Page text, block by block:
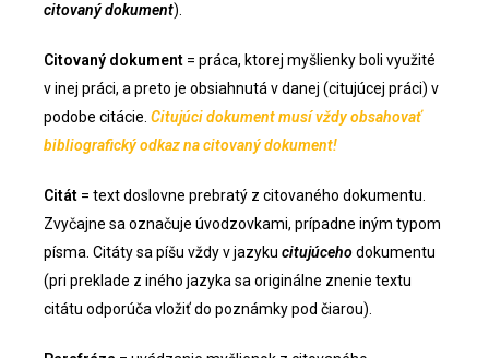
citovaný dokument).
Citovaný dokument = práca, ktorej myšlienky boli využité
v inej práci, a preto je obsiahnutá v danej (citujúcej práci) v
podobe citácie. Citujúci dokument musí vždy obsahovať
bibliografický odkaz na citovaný dokument!
Citát = text doslovne prebratý z citovaného dokumentu.
Zvyčajne sa označuje úvodzovkami, prípadne iným typom
písma. Citáty sa píšu vždy v jazyku citujúcehodokumentu
(pri preklade z iného jazyka sa originálne znenie textu
citátu odporúča vložiť do poznámky pod čiarou).